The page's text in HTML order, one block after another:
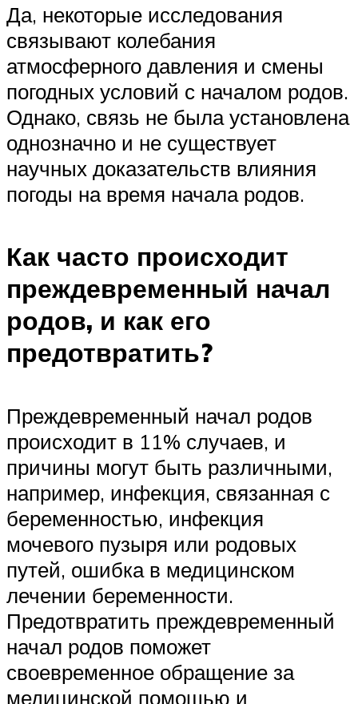
Да, некоторые исследования
связывают колебания
атмосферного давления и смены
погодных условий с началом родов.
Однако, связь не была установлена
однозначно и не существует
научных доказательств влияния
погоды на время начала родов.
Как часто происходит
преждевременный начал
родов, и как его
предотвратить?
Преждевременный начал родов
происходит в 11% случаев, и
причины могут быть различными,
например, инфекция, связанная с
беременностью, инфекция
мочевого пузыря или родовых
путей, ошибка в медицинском
лечении беременности.
Предотвратить преждевременный
начал родов поможет
своевременное обращение за
медицинской помощью и